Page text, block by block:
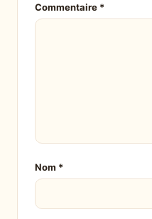
Commentaire *
Nom *